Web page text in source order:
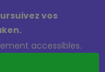
vos
accessibles.